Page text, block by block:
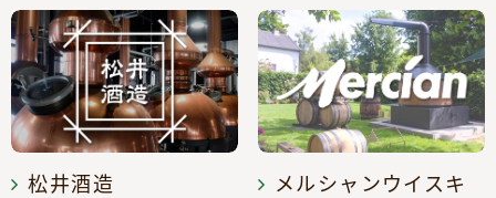
松井酒造
メルシャンウイスキ